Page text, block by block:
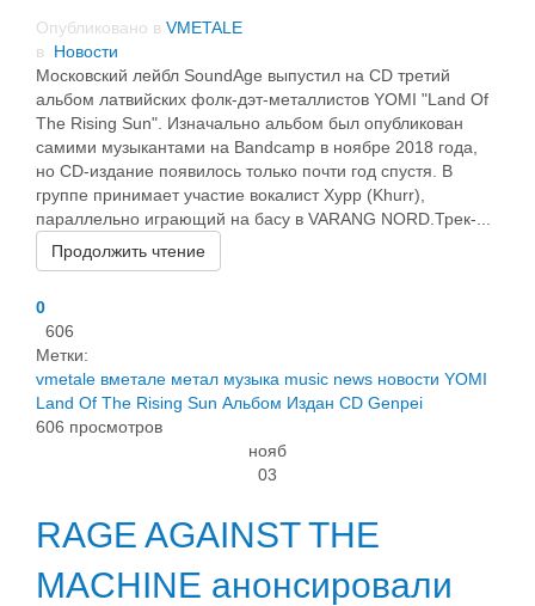
Опубликовано в VMETALE
в Новости
Московский лейбл SoundAge выпустил на CD третий
альбом латвийских фолк-дэт-металлистов YOMI "Land Of
The Rising Sun". Изначально альбом был опубликован
самими музыкантами на Bandcamp в ноябре 2018 года,
но CD-издание появилось только почти год спустя. В
группе принимает участие вокалист Хурр (Khurr),
параллельно играющий на басу в VARANG NORD.Трек-...
Продолжить чтение
0
606
Метки:
vmetale вметале метал музыка music news новости YOMI
Land Of The Rising Sun Альбом Издан CD Genpei
606 просмотров
нояб
03
RAGE AGAINST THE
MACHINE анонсировали